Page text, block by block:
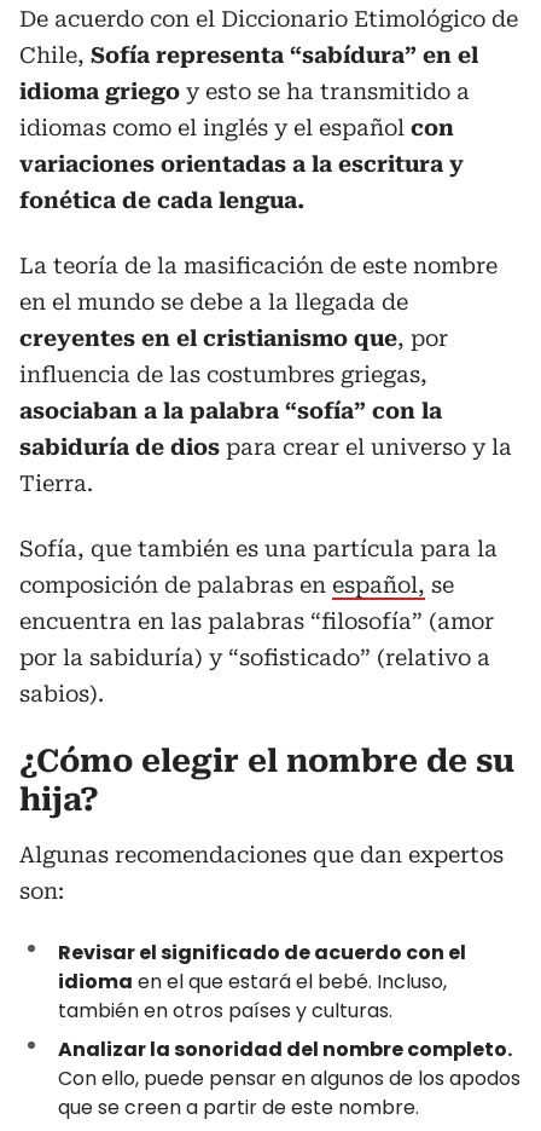
De acuerdo con el Diccionario Etimológico de
Chile, Sofía representa “sabídura” en el
idioma griego y esto se ha transmitido a
idiomas como el inglés y el español con
variaciones orientadas a la escritura y
fonética de cada lengua.
La teoría de la masificación de este nombre
en el mundo se debe a la llegada de
creyentes en el cristianismo que, por
influencia de las costumbres griegas,
asociaban a la palabra “sofía” con la
sabiduría de dios para crear el universo y la
Tierra.
Sofía, que también es una partícula para la
composición de palabras en español, se
encuentra en las palabras “filosofía” (amor
por la sabiduría) y “sofisticado” (relativo a
sabios).
¿Cómo elegir el nombre de su
hija?
Algunas recomendaciones que dan expertos
son:
Revisar el significado de acuerdo con el
idioma en el que estará el bebé. Incluso,
también en otros países y culturas.
Analizar la sonoridad del nombre completo.
Con ello, puede pensar en algunos de los apodos
que se creen a partir de este nombre.